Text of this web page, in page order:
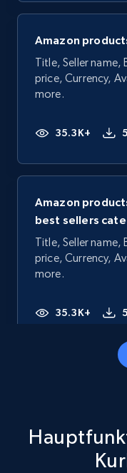
Amazon
Title, Seller name,
price, Currency,
more.
35.3K+
Amazon
best sellers
Title, Seller name,
price, Currency,
more.
35.3K+
price, Currency,